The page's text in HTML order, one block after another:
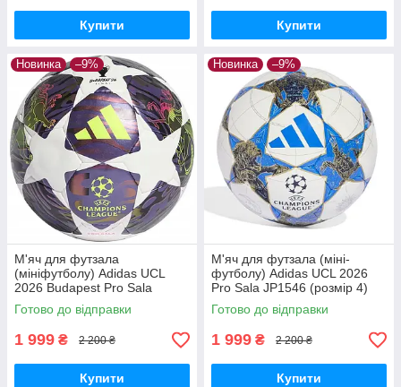
Купити Купити
Новинка –9%
М'яч для футзала
(мініфутболу) Adidas UCL
2026 Budapest Pro Sala
JX9102 (розмір 4)
Готово до відправки
1 999 ₴ 2 200 ₴
Купити
Новинка –9%
М'яч для футзала (міні-
футболу) Adidas UCL 2026
Pro Sala JP1546 (розмір 4)
Готово до відправки
1 999 ₴ 2 200 ₴
Купити